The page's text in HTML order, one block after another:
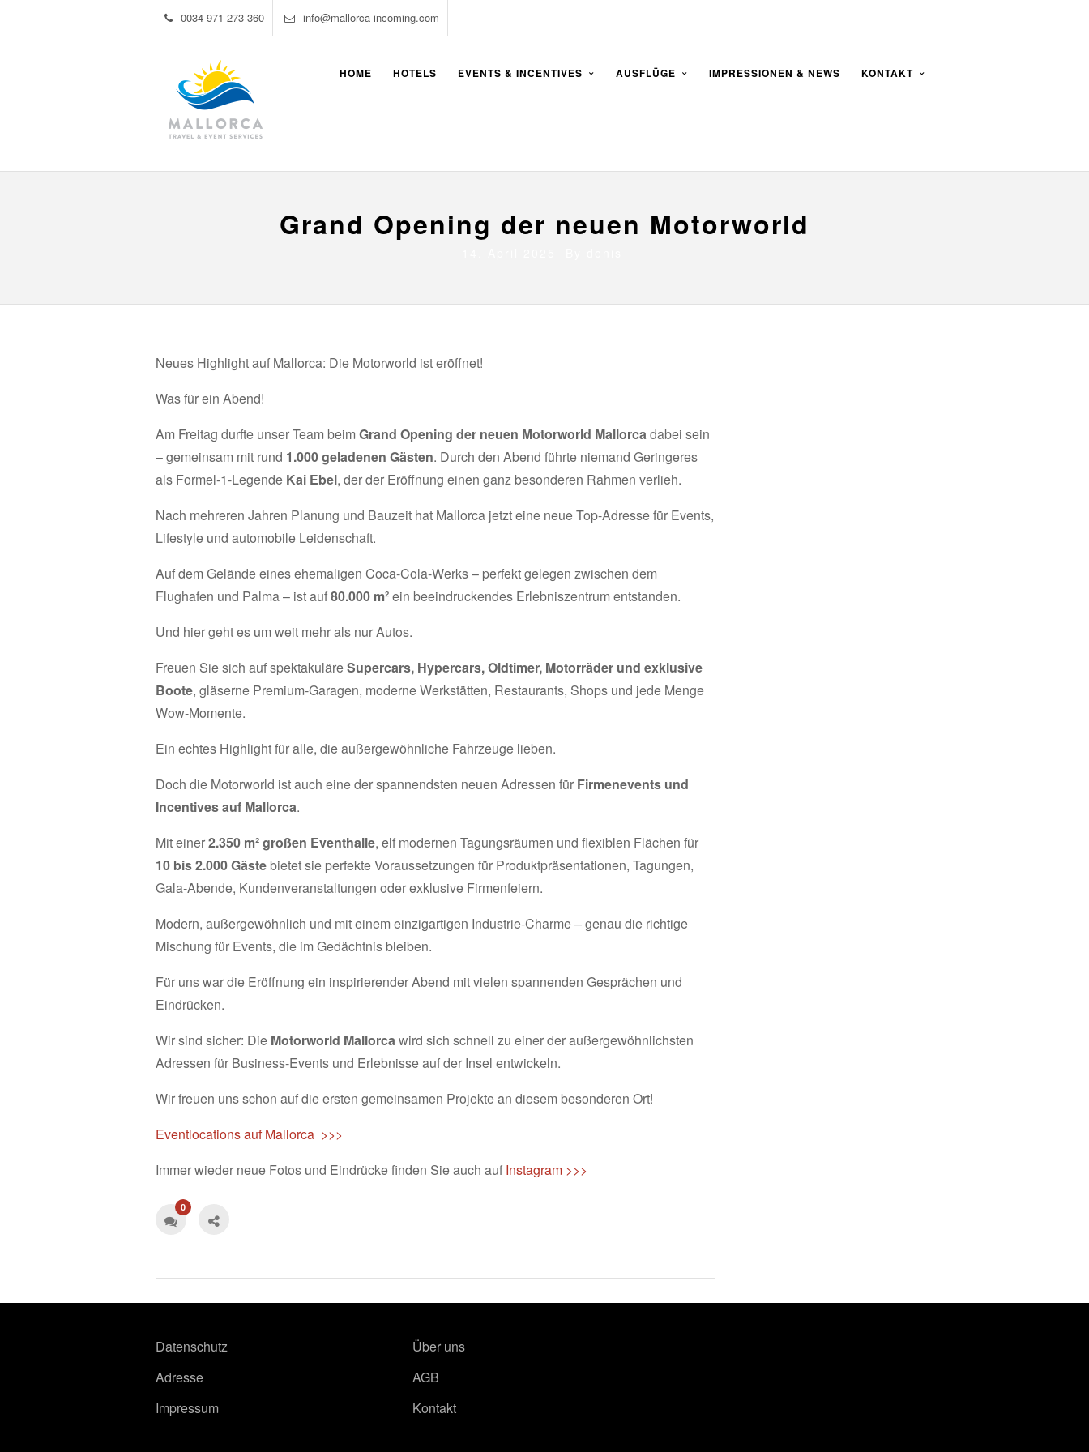
0034 971 273 360 info@mallorca-incoming.com
HOME HOTELS EVENTS & INCENTIVES AUSFLÜGE IMPRESSIONEN & NEWS KONTAKT
Grand Opening der neuen Motorworld
Neues Highlight auf Mallorca: Die Motorworld ist eröffnet!
Was für ein Abend!
Am Freitag durfte unser Team beimGrand Opening der neuen Motorworld Mallorcadabei sein
– gemeinsam mit rund 1.000 geladenen Gästen. Durch den Abend führte niemand Geringeres
als Formel-1-Legende Kai Ebel, der der Eröffnung einen ganz besonderen Rahmen verlieh.
Nach mehreren Jahren Planung und Bauzeit hat Mallorca jetzt eine neue Top-Adresse für Events,
Lifestyle und automobile Leidenschaft.
Auf dem Gelände eines ehemaligen Coca-Cola-Werks – perfekt gelegen zwischen dem
Flughafen und Palma – ist auf80.000 m²ein beeindruckendes Erlebniszentrum entstanden.
Und hier geht es um weit mehr als nur Autos.
Freuen Sie sich auf spektakuläreSupercars, Hypercars, Oldtimer, Motorräder und exklusive
Boote, gläserne Premium-Garagen, moderne Werkstätten, Restaurants, Shops und jede Menge
Wow-Momente.
Ein echtes Highlight für alle, die außergewöhnliche Fahrzeuge lieben.
Doch die Motorworld ist auch eine der spannendsten neuen Adressen für Firmenevents und
Incentives auf Mallorca.
Mit einer2.350 m² großen Eventhalle, elf modernen Tagungsräumen und flexiblen Flächen für
10 bis 2.000 Gäste bietet sie perfekte Voraussetzungen für Produktpräsentationen, Tagungen,
Gala-Abende, Kundenveranstaltungen oder exklusive Firmenfeiern.
Modern, außergewöhnlich und mit einem einzigartigen Industrie-Charme – genau die richtige
Mischung für Events, die im Gedächtnis bleiben.
Für uns war die Eröffnung ein inspirierender Abend mit vielen spannenden Gesprächen und
Eindrücken.
Wir sind sicher: Die Motorworld Mallorcawird sich schnell zu einer der außergewöhnlichsten
Adressen für Business-Events und Erlebnisse auf der Insel entwickeln.
Wir freuen uns schon auf die ersten gemeinsamen Projekte an diesem besonderen Ort!
Eventlocations auf Mallorca >>>
Immer wieder neue Fotos und Eindrücke finden Sie auch auf Instagram >>>
0
Datenschutz
Adresse
Impressum
Über uns
AGB
Kontakt